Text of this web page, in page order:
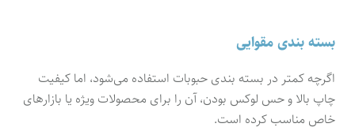
بسته بندی مقوایی
اگرچه کمتر در بسته بندی حبوبات استفاده می‌شود، اما کیفیت
چاپ بالا و حس لوکس بودن، آن را برای محصولات ویژه یا بازارهای
خاص مناسب کرده است.